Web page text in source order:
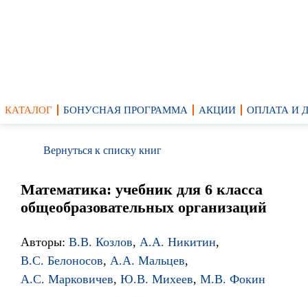
КАТАЛОГ БОНУСНАЯ ПРОГРАММА АКЦИИ ОПЛАТА И
Вернуться к списку книг
Математика: учебник для 6 класса
общеобразовательных организаций
Авторы: В.В. Козлов, А.А. Никитин,
В.С. Белоносов, А.А. Мальцев,
А.С. Марковичев, Ю.В. Михеев, М.В. Фокин